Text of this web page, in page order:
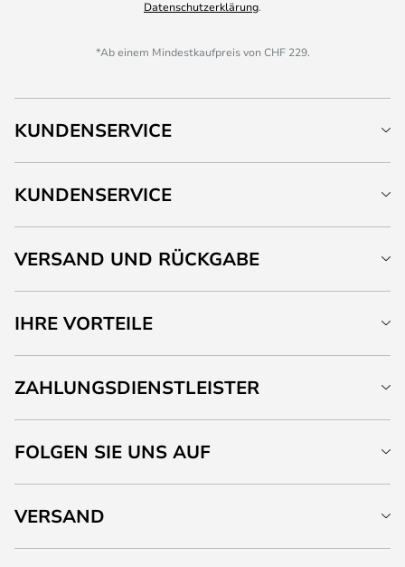
Datenschutzerklärung.
*Ab einem Mindestkaufpreis von CHF 229.
KUNDENSERVICE
KUNDENSERVICE
VERSAND UND RÜCKGABE
IHRE VORTEILE
ZAHLUNGSDIENSTLEISTER
FOLGEN SIE UNS AUF
VERSAND